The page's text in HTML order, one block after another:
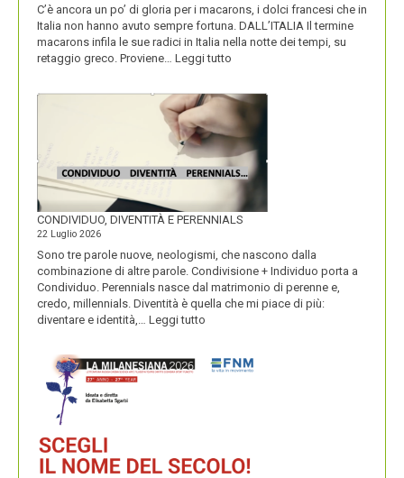
C’è ancora un po’ di gloria per i macarons, i dolci francesi che in
Italia non hanno avuto sempre fortuna. DALL’ITALIA Il termine
macarons infila le sue radici in Italia nella notte dei tempi, su
retaggio greco. Proviene… Leggi tutto
MACARONS
CONDIVIDUO, DIVENTITÀ E PERENNIALS
22 Luglio 2026
Sono tre parole nuove, neologismi, che nascono dalla
combinazione di altre parole. Condivisione + Individuo porta a
Condividuo. Perennials nasce dal matrimonio di perenne e,
credo, millennials. Diventità è quella che mi piace di più:
diventare e identità,… Leggi tutto
E